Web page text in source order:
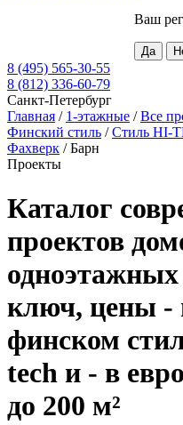
Ваш
8 (495) 565-30-55
8 (812) 336-60-79
Санкт-Петербург
Главная / 1-этажные /Все
Финский стиль /Стиль HI-
Фахверк /Барн
Проекты
Каталог
проектов
ключ, цены -
финском
tech и - в
до 200 м²